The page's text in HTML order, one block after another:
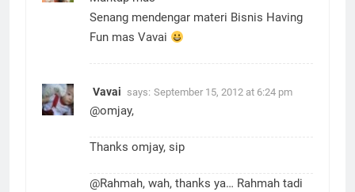
Senang mendengar materi Bisnis Having
Fun mas Vavai
Vavai says: September 15, 2012 at 6:24 pm
@omjay,
Thanks omjay, sip
@Rahmah, wah, thanks ya… Rahmah tadi